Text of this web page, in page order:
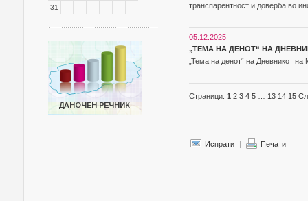
31
транспарентност и доверба во
05.12.2025
„ТЕМА НА ДЕНОТ“ НА
„Тема на денот“ на Дневникот
Страници: 1 2 3 4 5 13 14 15
Испрати | Печати